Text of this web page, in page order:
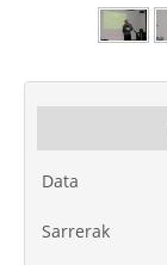
Data
Sarrerak